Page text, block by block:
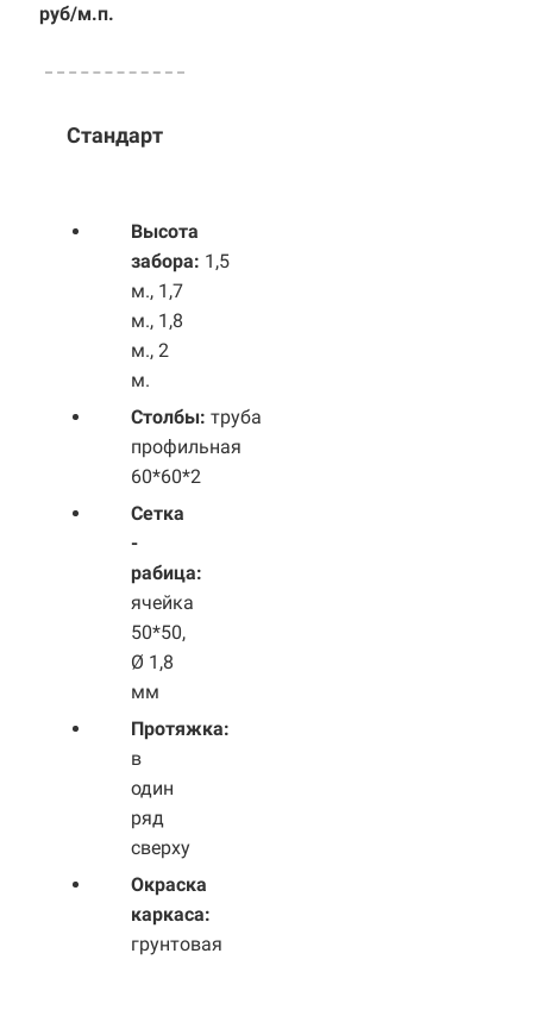
руб/м.п.
Стандарт
Высота
забора: 1,5
м., 1,7
м., 1,8
м., 2
м.
Столбы: труба
профильная
60*60*2
Сетка
-
рабица:
ячейка
50*50,
Ø 1,8
мм
Протяжка:
в
один
ряд
сверху
Окраска
каркаса:
грунтовая